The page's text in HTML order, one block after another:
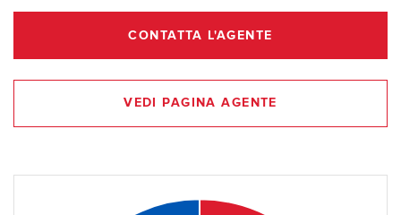
CONTATTA L'AGENTE
VEDI PAGINA AGENTE